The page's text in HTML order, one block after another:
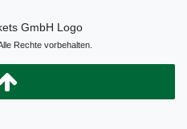
Rechte vorbehalten.